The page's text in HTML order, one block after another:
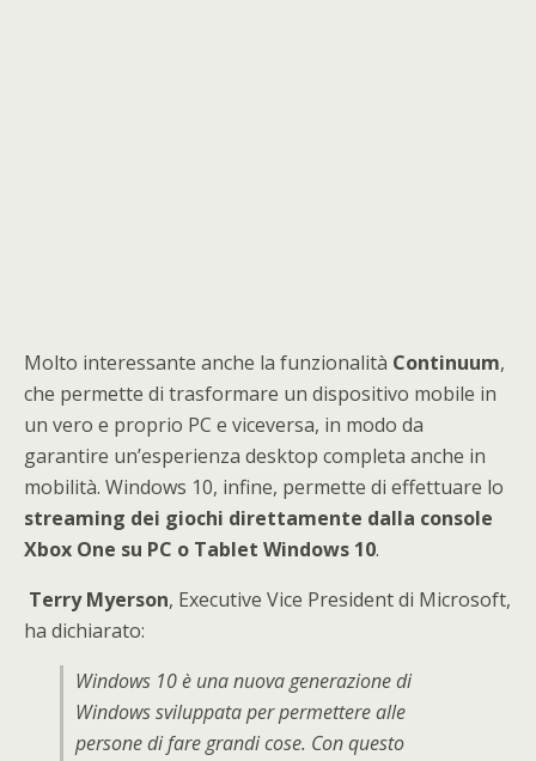
Molto interessante anche la funzionalità Continuum,
che permette di trasformare un dispositivo mobile in
un vero e proprio PC e viceversa, in modo da
garantire un’esperienza desktop completa anche in
mobilità. Windows 10, infine, permette di effettuare lo
streaming dei giochi direttamente dalla console
Xbox One su PC o Tablet Windows 10.
Terry Myerson, Executive Vice President di Microsoft,
ha dichiarato:
Windows 10 è una nuova generazione di
Windows sviluppata per permettere alle
persone di fare grandi cose. Con questo